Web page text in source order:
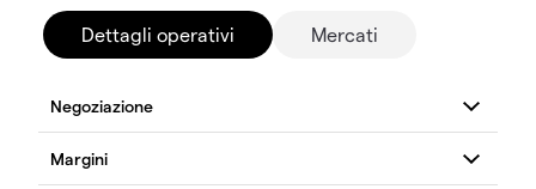
Dettagli operativi Mercati